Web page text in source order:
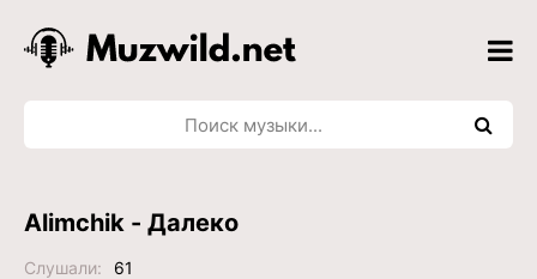
Alimchik - Далеко
Слушали:
61